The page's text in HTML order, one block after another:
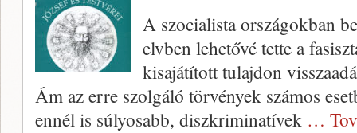
A szocialista országokban
elvben lehetővé tette a
kisajátított tulajdon
Ám az erre szolgáló törvények számos
ennél is súlyosabb, diszkriminatívek …